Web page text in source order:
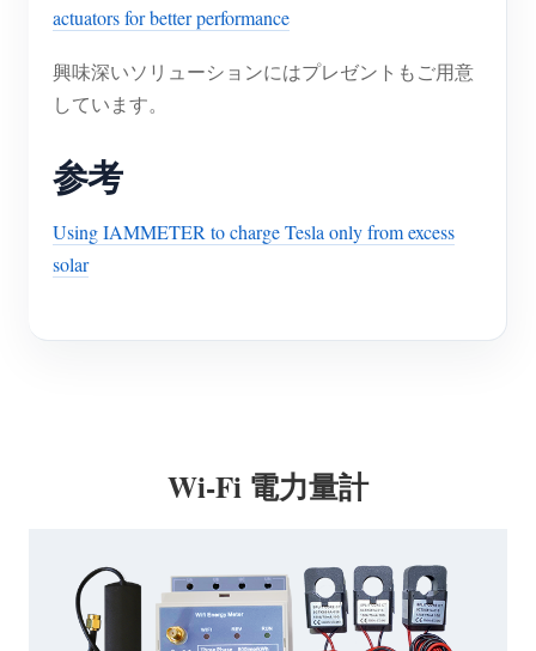
actuators for better performance
興味深いソリューションにはプレゼントもご用意
しています。
参考
Using IAMMETER to charge Tesla only from excess
solar
Wi-Fi 電力量計